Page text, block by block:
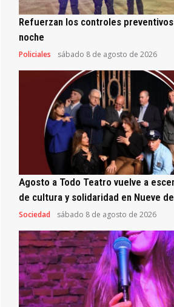
Refuerzan los controles
noche
Policiales sábado 8 de agosto de 2026
Agosto a Todo Teatro vuelve a
de cultura y solidaridad en Nueve
Sociedad sábado 8 de agosto de 2026